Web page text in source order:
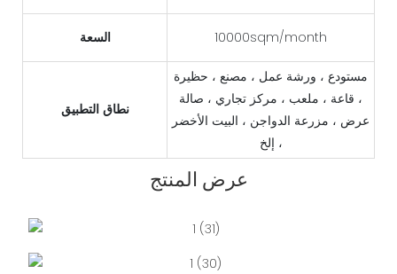
السعة 10000sqm/month
نطاق التطبيق
مستودع ، ورشة عمل ، مصنع ، حظيرة
، قاعة ، ملعب ، مركز تجاري ، صالة
عرض ، مزرعة الدواجن ، البيت الأخضر
، إلخ
عرض المنتج